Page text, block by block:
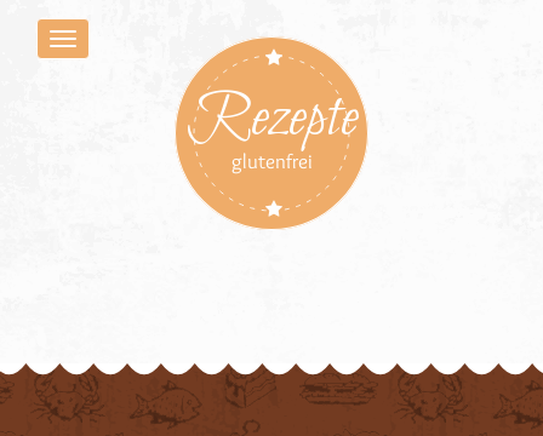
Rezepte
glutenfrei